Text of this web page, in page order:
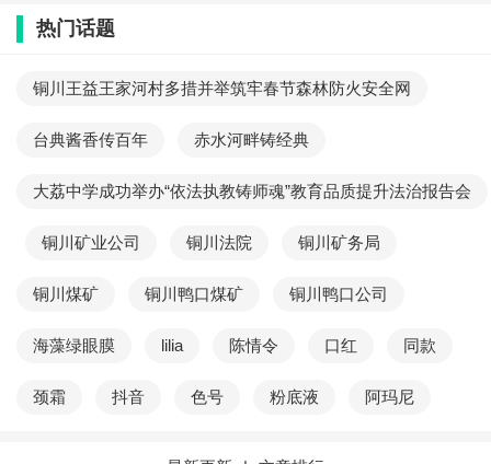
热门话题
铜川王益王家河村多措并举筑牢春节森林防火安全网
台典酱香传百年 赤水河畔铸经典
大荔中学成功举办“依法执教铸师魂”教育品质提升法治报告会
铜川矿业公司 铜川法院 铜川矿务局
铜川煤矿 铜川鸭口煤矿 铜川鸭口公司
海藻绿眼膜 lilia 陈情令 口红 同款
颈霜 抖音 色号 粉底液 阿玛尼